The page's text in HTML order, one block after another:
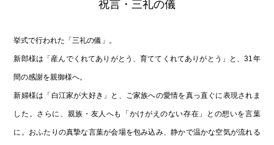
祝言・三礼の儀
挙式で行われた「三礼の儀」。
新郎様は「産んでくれてありがとう、育ててくれてありがとう」と、31年
間の感謝を親御様へ。
新婦様は「白江家が大好き」と、ご家族への愛情を真っ直ぐに表現されま
した。さらに、親族・友人へも「かけがえのない存在」との想いを言葉
に。おふたりの真摯な言葉が会場を包み込み、静かで温かな空気が流れる